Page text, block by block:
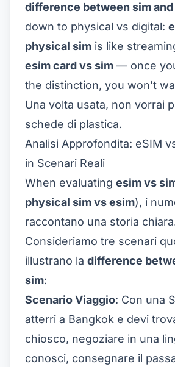
difference between sim
down to physical vs digital:
physical sim is like
esim card vs sim — once
the distinction, you won’t
Una volta usata, non vorrai
schede di plastica.
Analisi Approfondita: eSIM
in Scenari Reali
When evaluating esim vs
physical sim vs esim), i
raccontano una storia
Consideriamo tre scenari
illustrano la difference
sim:
Scenario Viaggio: Con una
atterri a Bangkok e devi
chiosco, negoziare in una
conosci, consegnare il